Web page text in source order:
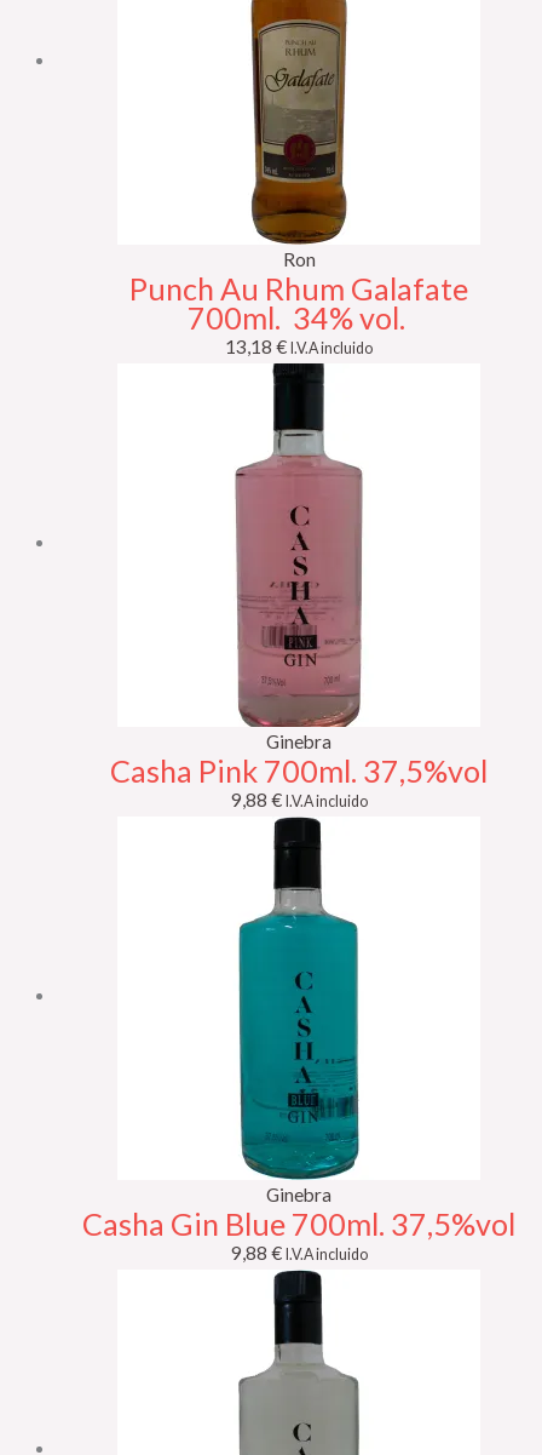
Ron
Punch Au Rhum Galafate
700ml. 34% vol.
13,18€ I.V.A incluido
Ginebra
Casha Pink 700ml. 37,5%vol
9,88 € I.V.A incluido
Ginebra
Casha Gin Blue 700ml. 37,5%vol
9,88 € I.V.A incluido